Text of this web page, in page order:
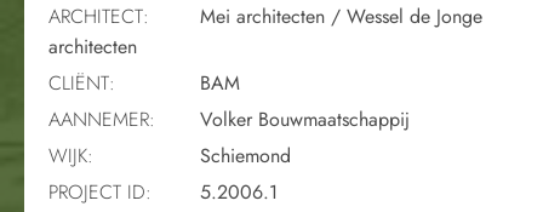
ARCHITECT:
Mei architecten / Wessel de Jonge
architecten
CLIËNT:
BAM
AANNEMER:
Volker Bouwmaatschappij
WIJK:
Schiemond
PROJECT ID:
5.2006.1